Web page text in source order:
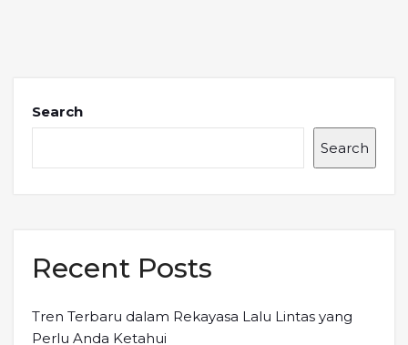
Search
Search
Recent Posts
Tren Terbaru dalam Rekayasa Lalu Lintas yang
Perlu Anda Ketahui